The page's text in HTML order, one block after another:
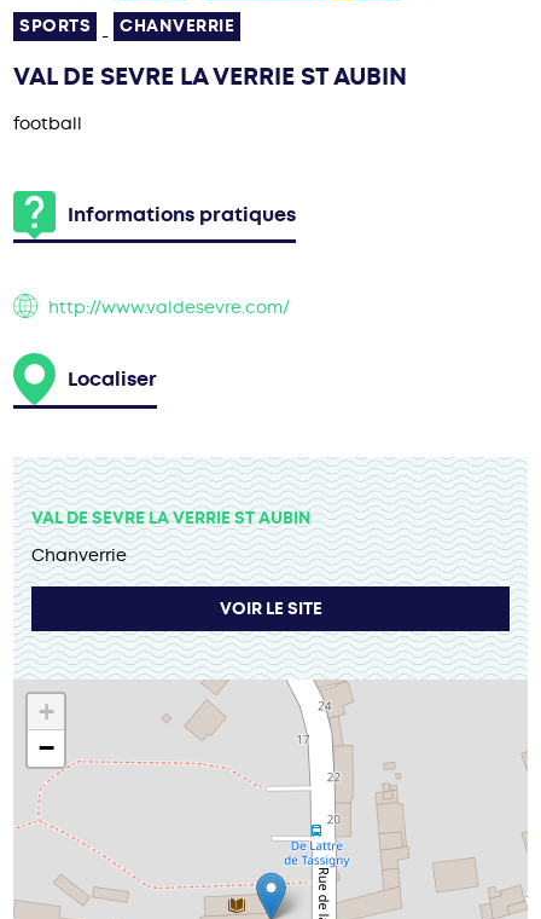
SPORTS - CHANVERRIE
VAL DE SEVRE LA VERRIE ST AUBIN
football
Informations pratiques
http://www.valdesevre.com/
Localiser
VAL DE SEVRE LA VERRIE ST AUBIN
Chanverrie
VOIR LE SITE
+
−